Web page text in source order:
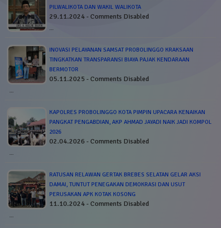
PILWALIKOTA DAN WAKIL WALIKOTA
29.11.2024 - Comments Disabled
…
INOVASI PELAYANAN SAMSAT PROBOLINGGO KRAKSAAN
TINGKATKAN TRANSPARANSI BIAYA PAJAK KENDARAAN
BERMOTOR
05.11.2025 - Comments Disabled
…
KAPOLRES PROBOLINGGO KOTA PIMPIN UPACARA KENAIKAN
PANGKAT PENGABDIAN, AKP AHMAD JAYADI NAIK JADI KOMPOL
2026
02.04.2026 - Comments Disabled
…
RATUSAN RELAWAN GERTAK BREBES SELATAN GELAR AKSI
DAMAI, TUNTUT PENEGAKAN DEMOKRASI DAN USUT
PERUSAKAN APK KOTAK KOSONG
11.10.2024 - Comments Disabled
…